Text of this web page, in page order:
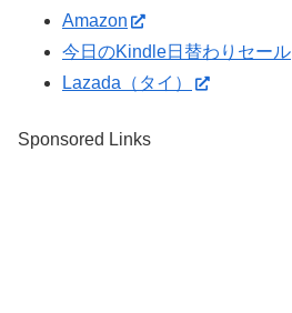
Amazon
今日のKindle日替わりセール
Lazada（タイ）
Sponsored Links